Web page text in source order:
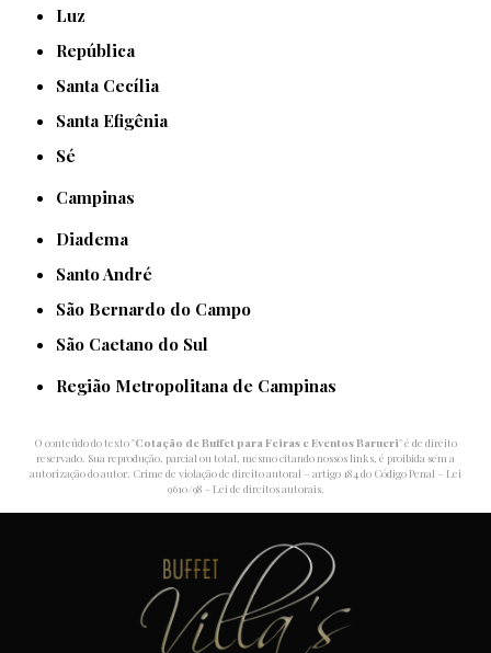
Luz
República
Santa Cecília
Santa Efigênia
Sé
Campinas
Diadema
Santo André
São Bernardo do Campo
São Caetano do Sul
Região Metropolitana de Campinas
O conteúdo do texto "Cotação de Buffet para Feiras e Eventos Barueri" é de direito
reservado. Sua reprodução, parcial ou total, mesmo citando nossos links, é proibida sem a
autorização do autor. Crime de violação de direito autoral – artigo 184 do Código Penal – Lei
9610/98 - Lei de direitos autorais.